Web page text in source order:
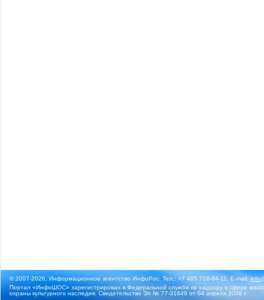
© 2007-2026, Информационное агентство ИнфоРос. Тел.: +7 495 718-84-11, E-mail:
Портал «ИнфоШОС» зарегистрирован в Федеральной службе по надзору в сфере
охраны культурного наследия. Свидетельство Эл № 77-31649 от 04 апреля 2008 г.